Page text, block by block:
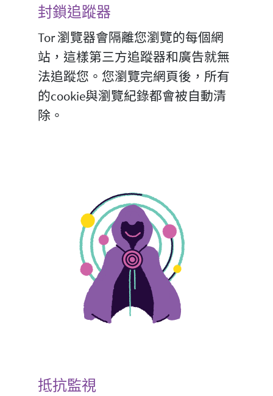
封鎖追蹤器
Tor 瀏覽器會隔離您瀏覽的每個網
站，這樣第三方追蹤器和廣告就無
法追蹤您。您瀏覽完網頁後，所有
的cookie與瀏覽紀錄都會被自動清
除。
抵抗監視